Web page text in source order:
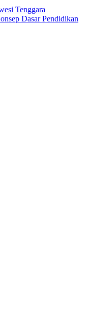
Tenggara
Dasar Pendidikan